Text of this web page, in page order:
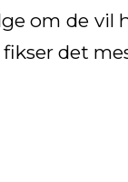
om de vil
det